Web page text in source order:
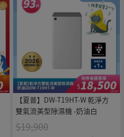
【夏普】DW-T19HT-W 乾淨方
雙氣流美型除濕機 -奶油白
$19,900